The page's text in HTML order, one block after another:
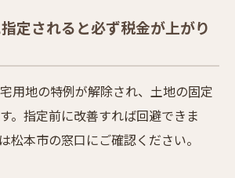
定されると必ず税金が上がり
用地の特例が解除され、土地の固定
。指定前に改善すれば回避できま
松本市の窓口にご確認ください。